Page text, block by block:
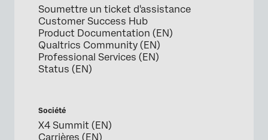
Soumettre un ticket d'assistance
Customer Success Hub
Product Documentation (EN)
Qualtrics Community (EN)
Professional Services (EN)
Status (EN)
Société
X4 Summit (EN)
Carrières (EN)